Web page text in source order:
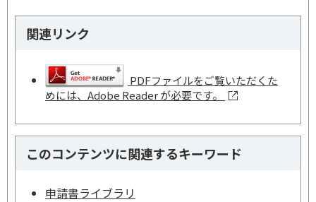
関連リンク
PDFファイルをご覧いただくた
めには、Adobe Reader が必要です。
このコンテンツに関連するキーワード
申請書ライブラリ